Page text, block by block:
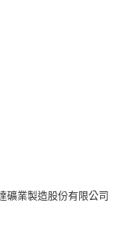
採取法律行動。
礦業製造股份有限公司